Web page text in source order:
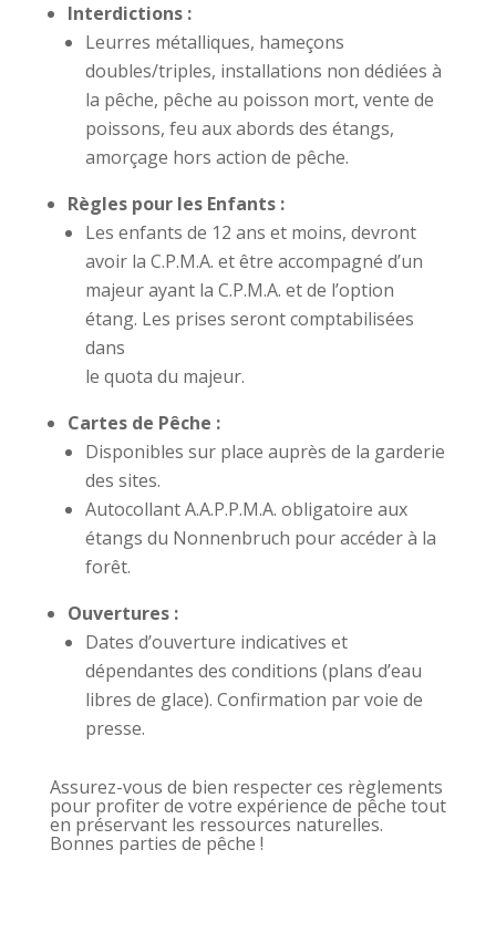
Interdictions :
Leurres métalliques, hameçons
doubles/triples, installations non dédiées à
la pêche, pêche au poisson mort, vente de
poissons, feu aux abords des étangs,
amorçage hors action de pêche.
Règles pour les Enfants :
Les enfants de 12 ans et moins, devront
avoir la C.P.M.A. et être accompagné d’un
majeur ayant la C.P.M.A. et de l’option
étang. Les prises seront comptabilisées
dans
le quota du majeur.
Cartes de Pêche :
Disponibles sur place auprès de la garderie
des sites.
Autocollant A.A.P.P.M.A. obligatoire aux
étangs du Nonnenbruch pour accéder à la
forêt.
Ouvertures :
Dates d’ouverture indicatives et
dépendantes des conditions (plans d’eau
libres de glace). Confirmation par voie de
presse.
Assurez-vous de bien respecter ces règlements
pour profiter de votre expérience de pêche tout
en préservant les ressources naturelles.
Bonnes parties de pêche !